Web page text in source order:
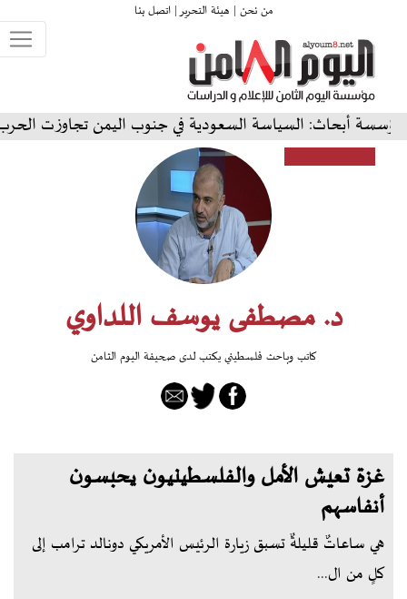
من نحن | هيئة التحرير |اتصل بنا
السياسة السعودية في جنوب اليمن تجاوزت الحرب إلى
د. مصطفى يوسف اللداوي
كاتب وباحث فلسطيني يكتب لدى صحيفة اليوم الثامن
غزة تعيش الأمل والفلسطينيون يحبسون
أنفاسهم
هي ساعاتٌ قليلةٌ تسبق زيارة الرئيس الأمريكي دونالد ترامب إلى
كلٍ من ال...